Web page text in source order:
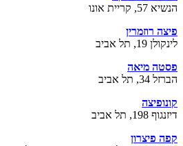
הנשיא 57, קריית אונו
פיצה רוזמרין
לינקולן 19, תל אביב
פסטה מיאה
הברזל 34, תל אביב
קונופיצה
דיזנגוף 198, תל אביב
קפה פיצרון